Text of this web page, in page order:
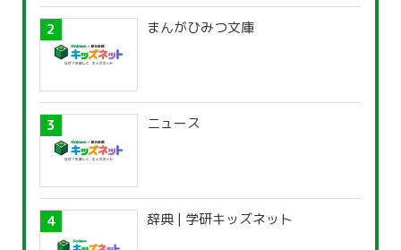
まんがひみつ文庫
ニュース
辞典 | 学研キッズネット